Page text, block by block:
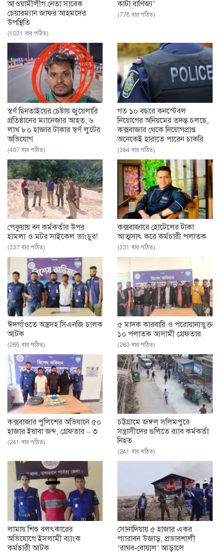
আওয়ামীলীগ নেতা সাবেক
চেয়ারম্যান জাফর আহমদের
উপস্থিতি
(1031 বার পঠিত)
কাটা বাণিজ্য’
(778 বার পঠিত)
স্বর্ণ ছিনতাইয়ের চেষ্টায় জুয়েলারি
প্রতিষ্ঠানের ম্যানেজার আহত, ৬
লাখ ৮০ হাজার টাকার স্বর্ণ লুটের
অভিযোগ
(407 বার পঠিত)
গত ১০ বছরে কনস্টেবল
নিয়োগের অনিয়মের তদন্ত চলছে,
কক্সবাজার থেকে নিয়োগপ্রাপ্ত
অনেকেই হারাতে পারেন চাকরি
(364 বার পঠিত)
পেকুয়ায় বন কর্মকর্তার উপর
হামলা ও মটর সাইকেল ভাংচুর!
(337 বার পঠিত)
কক্সবাজারে হোটেলের টাকা
আত্মসাৎ করে কর্মচারী পলাতক
(331 বার পঠিত)
ঈদগাঁওতে অস্ত্রসহ সিএনজি চালক
আটক
(265 বার পঠিত)
৫ মাদক কারবারি ও পরোয়ানাভুক্ত
১০ পলাতক আসামী গ্রেফতার
(263 বার পঠিত)
কক্সবাজার পুলিশের অভিযানে ৫০
হাজার ইয়াবা জব্দ, গ্রেফতার – ৩
(241 বার পঠিত)
চট্টগ্রামে জঙ্গল সলিমপুরে
সন্ত্রাসীদের গুলিতে র‌্যাব কর্মকর্তা
নিহত
(241 বার পঠিত)
লামায় শিশু বলৎকারের
অভিযোগে ইসলামী ব্যাংক
কর্মচারী আটক
সোনাদিয়ায় ৫ হাজার একর
প্যারাবন উজাড়, প্রভাবশালী
‘রাঘব-বোয়াল’ আড়ালে